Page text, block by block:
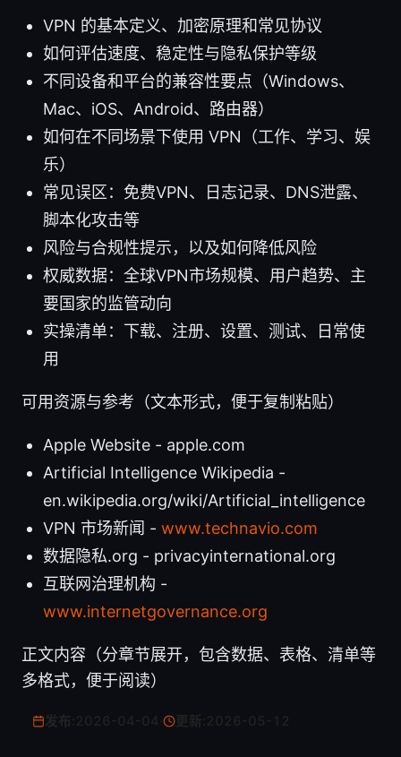
VPN 的基本定义、加密原理和常见协议
如何评估速度、稳定性与隐私保护等级
不同设备和平台的兼容性要点（Windows、
Mac、iOS、Android、路由器）
如何在不同场景下使用 VPN（工作、学习、娱
乐）
常见误区：免费VPN、日志记录、DNS泄露、
脚本化攻击等
风险与合规性提示，以及如何降低风险
权威数据：全球VPN市场规模、用户趋势、主
要国家的监管动向
实操清单：下载、注册、设置、测试、日常使
用
可用资源与参考（文本形式，便于复制粘贴）
Apple Website - apple.com
Artificial Intelligence Wikipedia -
en.wikipedia.org/wiki/Artificial_intelligence
VPN 市场新闻 - www.technavio.com
数据隐私.org - privacyinternational.org
互联网治理机构 -
www.internetgovernance.org
正文内容（分章节展开，包含数据、表格、清单等
多格式，便于阅读）
更新: